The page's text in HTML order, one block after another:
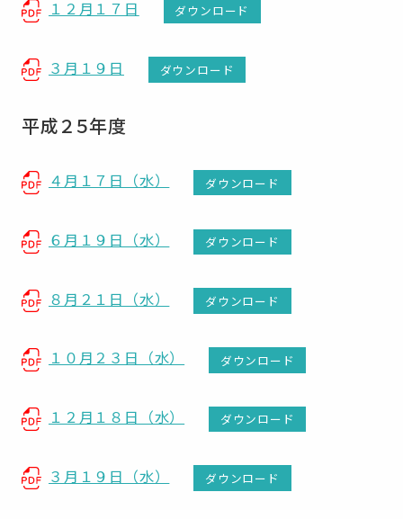
１２月１７日 ダウンロード
３月１９日 ダウンロード
平成２５年度
４月１７日（水） ダウンロード
６月１９日（水） ダウンロード
８月２１日（水） ダウンロード
１０月２３日（水） ダウンロード
１２月１８日（水） ダウンロード
３月１９日（水） ダウンロード